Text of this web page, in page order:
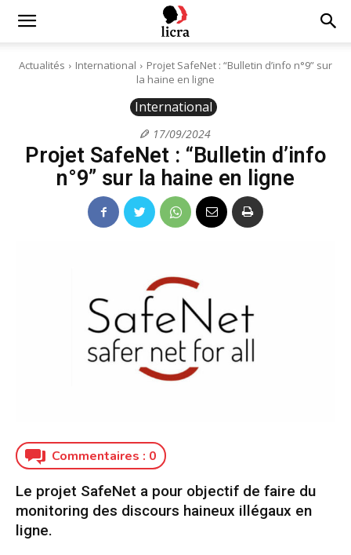
Licra
Antiraciste
Actualités International
Projet SafeNet : “Bulletin d’info n°9” sur
la haine en ligne
International
17/09/2024
Projet SafeNet : “Bulletin d’info
n°9” sur la haine en ligne
Commentaires : 0
Le projet SafeNet a pour objectif de faire du
monitoring des discours haineux illégaux en
ligne.